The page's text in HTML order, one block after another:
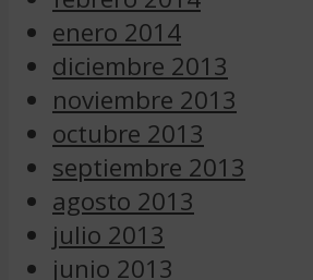
enero 2014
diciembre 2013
noviembre 2013
octubre 2013
septiembre 2013
agosto 2013
julio 2013
junio 2013